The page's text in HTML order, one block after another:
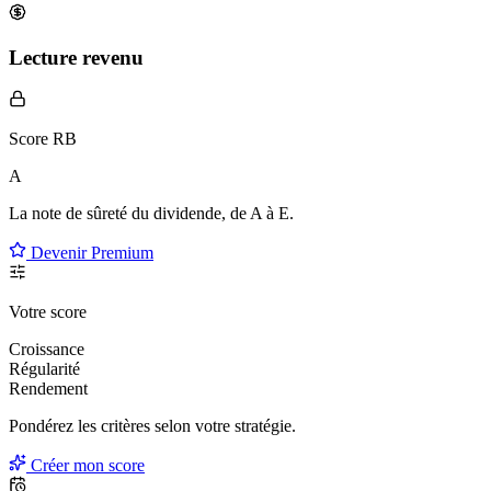
Lecture revenu
Score RB
A
La note de sûreté du dividende, de A à E.
Devenir Premium
Votre score
Croissance
Régularité
Rendement
Pondérez les critères selon votre stratégie.
Créer mon score